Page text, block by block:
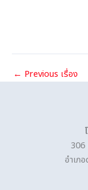
← Previous เรื่อง
306
อำเภ